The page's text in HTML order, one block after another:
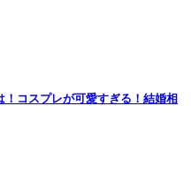
コスプレが可愛すぎる！結婚相